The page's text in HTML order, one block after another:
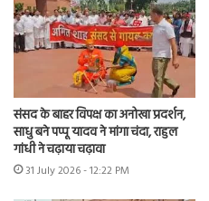
संसद के बाहर विपक्ष का अनोखा प्रदर्शन,
साधु बने पप्पू यादव ने मांगा चंदा, राहुल
गांधी ने चढ़ाया चढ़ावा
31 July 2026 - 12:22 PM